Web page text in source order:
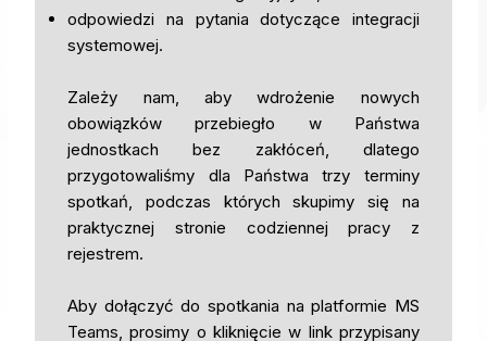
odpowiedzi na pytania dotyczące integracji
systemowej.
Zależy nam, aby wdrożenie nowych
obowiązków przebiegło w Państwa
jednostkach bez zakłóceń, dlatego
przygotowaliśmy dla Państwa trzy terminy
spotkań, podczas których skupimy się na
praktycznej stronie codziennej pracy z
rejestrem.
Aby dołączyć do spotkania na platformie MS
Teams, prosimy o kliknięcie w link przypisany